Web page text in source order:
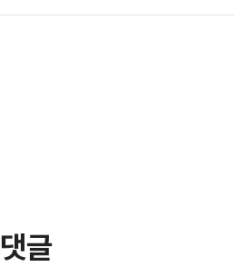
7257…
(1229.42)를 찍
댓글